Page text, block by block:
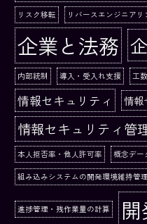
リスク移転 リバースエンジニアリ
企業と法務
内部統制 導入・受入れ支援 工
情報セキュリティ 情報
情報セキュリティ管
本人拒否率・他人許可率 概念デー
組み込みシステムの開発環境維持管
進捗管理・残作業量の計算